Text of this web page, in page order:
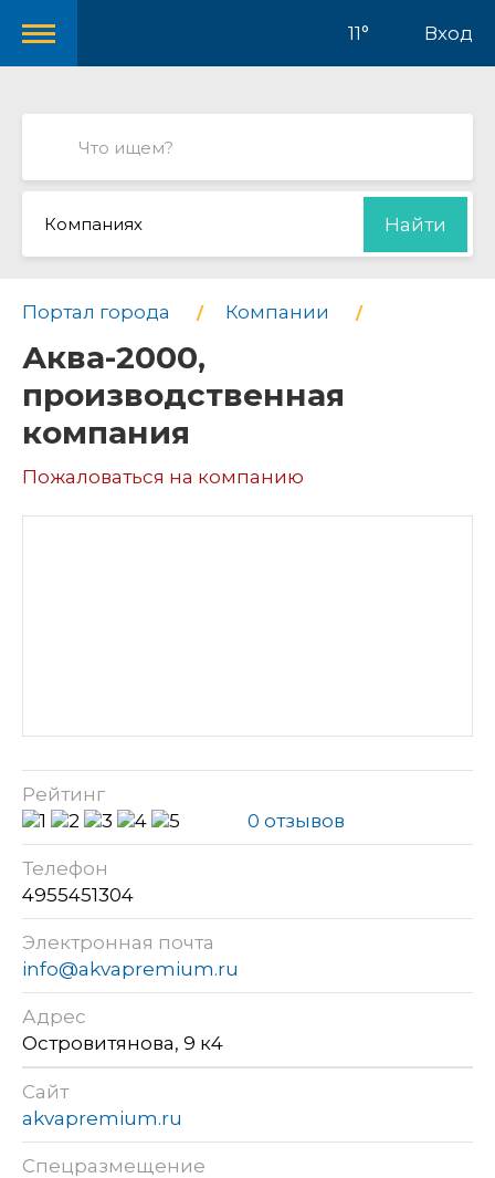
11° Вход
Компаниях Найти
Портал города Компании
Аква-2000,
производственная
компания
Пожаловаться на компанию
Рейтинг
0 отзывов
Телефон
4955451304
Электронная почта
info@akvapremium.ru
Адрес
Островитянова, 9 к4
Сайт
akvapremium.ru
Спецразмещение